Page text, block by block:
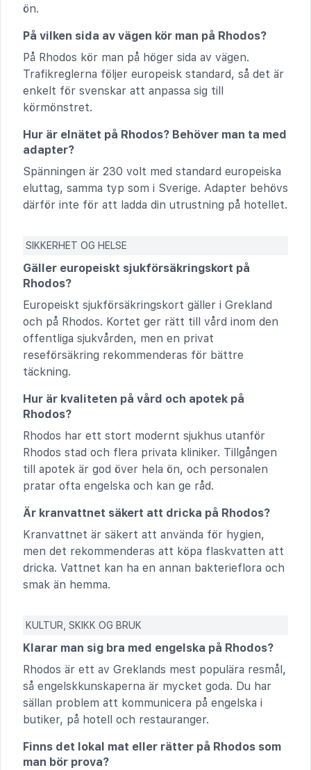
ön.
På vilken sida av vägen kör man på Rhodos?
På Rhodos kör man på höger sida av vägen.
Trafikreglerna följer europeisk standard, så det är
enkelt för svenskar att anpassa sig till
körmönstret.
Hur är elnätet på Rhodos? Behöver man ta med
adapter?
Spänningen är 230 volt med standard europeiska
eluttag, samma typ som i Sverige. Adapter behövs
därför inte för att ladda din utrustning på hotellet.
SIKKERHET OG HELSE
Gäller europeiskt sjukförsäkringskort på
Rhodos?
Europeiskt sjukförsäkringskort gäller i Grekland
och på Rhodos. Kortet ger rätt till vård inom den
offentliga sjukvården, men en privat
reseförsäkring rekommenderas för bättre
täckning.
Hur är kvaliteten på vård och apotek på
Rhodos?
Rhodos har ett stort modernt sjukhus utanför
Rhodos stad och flera privata kliniker. Tillgången
till apotek är god över hela ön, och personalen
pratar ofta engelska och kan ge råd.
Är kranvattnet säkert att dricka på Rhodos?
Kranvattnet är säkert att använda för hygien,
men det rekommenderas att köpa flaskvatten att
dricka. Vattnet kan ha en annan bakterieflora och
smak än hemma.
KULTUR, SKIKK OG BRUK
Klarar man sig bra med engelska på Rhodos?
Rhodos är ett av Greklands mest populära resmål,
så engelskkunskaperna är mycket goda. Du har
sällan problem att kommunicera på engelska i
butiker, på hotell och restauranger.
Finns det lokal mat eller rätter på Rhodos som
man bör prova?